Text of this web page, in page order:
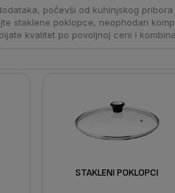
počevši od kuhinjskog
staklene poklopce, neophodan
kvalitet po povoljnoj ceni i
STAKLENI POKLOPCI